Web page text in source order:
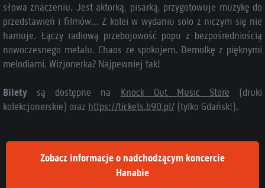
słowa znaczeniu. Jest aktorką, pisarką, przygotowuje muzykę do
przedstawień i filmów… Z kolei w wydaniu solo z niczym się nie
hamuje. Łączy radiową przebojowość popu z bezpośredniością
nowoczesnego metalu. Chaos ze spokojem. Demolkę z pięknymi
melodiami. Wizjonerka? Najpewniej tak!
Bilety są dostępne na Knock Out Music Store (druki
kolekcjonerskie) oraz https://tickets.b90.pl/ (tylko Gdańsk!).
Zobacz informacje o nadchodzącym koncercie
Hanabie